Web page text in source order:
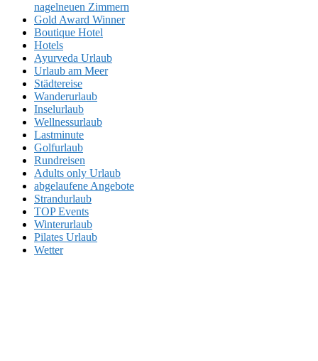
nagelneuen Zimmern
Gold Award Winner
Boutique Hotel
Hotels
Ayurveda Urlaub
Urlaub am Meer
Städtereise
Wanderurlaub
Inselurlaub
Wellnessurlaub
Lastminute
Golfurlaub
Rundreisen
Adults only Urlaub
abgelaufene Angebote
Strandurlaub
TOP Events
Winterurlaub
Pilates Urlaub
Wetter